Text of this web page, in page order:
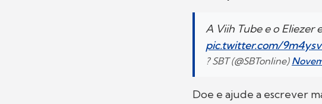
A Viih Tube e o Eliezer
pic.twitter.com/
? SBT (@SBTonline)
Doe e ajude a escrever